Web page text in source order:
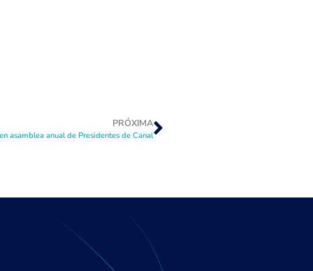
PRÓXIMA
asamblea anual de Presidentes de Canal